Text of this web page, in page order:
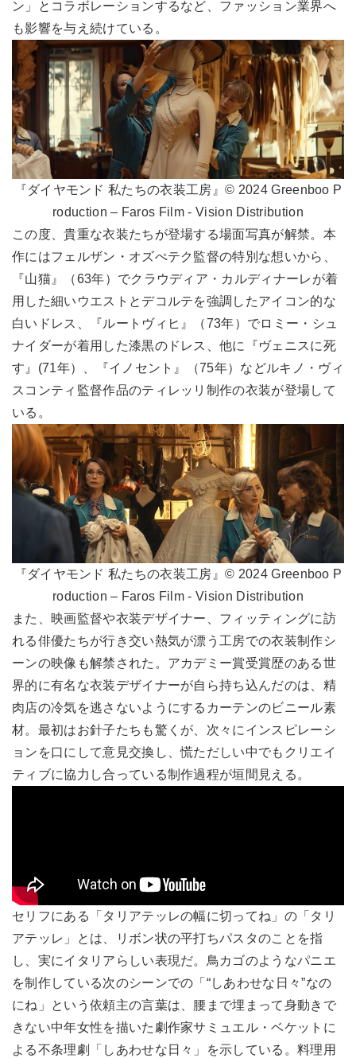
ン」とコラボレーションするなど、ファッション業界へ
も影響を与え続けている。
『ダイヤモンド 私たちの衣装工房』© 2024 Greenboo P
roduction – Faros Film - Vision Distribution
この度、貴重な衣装たちが登場する場面写真が解禁。本
作にはフェルザン・オズぺテク監督の特別な想いから、
『山猫』（63年）でクラウディア・カルディナーレが着
用した細いウエストとデコルテを強調したアイコン的な
白いドレス、『ルートヴィヒ』（73年）でロミー・シュ
ナイダーが着用した漆黒のドレス、他に『ヴェニスに死
す』(71年）、『イノセント』（75年）などルキノ・ヴィ
スコンティ監督作品のティレッリ制作の衣装が登場して
いる。
『ダイヤモンド 私たちの衣装工房』© 2024 Greenboo P
roduction – Faros Film - Vision Distribution
また、映画監督や衣装デザイナー、フィッティングに訪
れる俳優たちが行き交い熱気が漂う工房での衣装制作シ
ーンの映像も解禁された。アカデミー賞受賞歴のある世
界的に有名な衣装デザイナーが自ら持ち込んだのは、精
肉店の冷気を逃さないようにするカーテンのビニール素
材。最初はお針子たちも驚くが、次々にインスピレーシ
ョンを口にして意見交換し、慌ただしい中でもクリエイ
ティブに協力し合っている制作過程が垣間見える。
セリフにある「タリアテッレの幅に切ってね」の「タリ
アテッレ」とは、リボン状の平打ちパスタのことを指
し、実にイタリアらしい表現だ。鳥カゴのようなパニエ
を制作している次のシーンでの「“しあわせな日々”なの
にね」という依頼主の言葉は、腰まで埋まって身動きで
きない中年女性を描いた劇作家サミュエル・ベケットに
よる不条理劇「しあわせな日々」を示している。料理用